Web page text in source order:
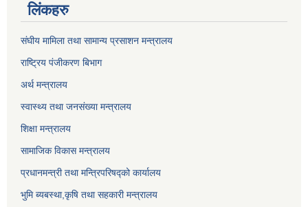
लिंकहरु
संघीय मामिला तथा सामान्य प्रसाशन मन्त्रालय
राष्ट्रिय पंजीकरण बिभाग
अर्थ मन्त्रालय
स्वास्थ्य तथा जनसंख्या मन्त्रालय
शिक्षा मन्त्रालय
सामाजिक विकास मन्त्रालय
प्रधानमन्त्री तथा मन्त्रिपरिषद्को कार्यालय
भुमि ब्यबस्था,कृषि तथा सहकारी मन्त्रालय